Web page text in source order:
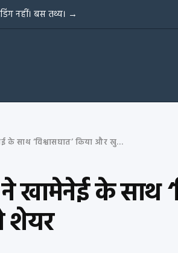
नहीं। बस तथ्य। →
ईरानी जनरल ने खामेनेई के साथ ‘विश्वासघात’ किया और खुद को गोली मार ली? पुराना वीडियो शेयर
खामेनेई के साथ
शेयर